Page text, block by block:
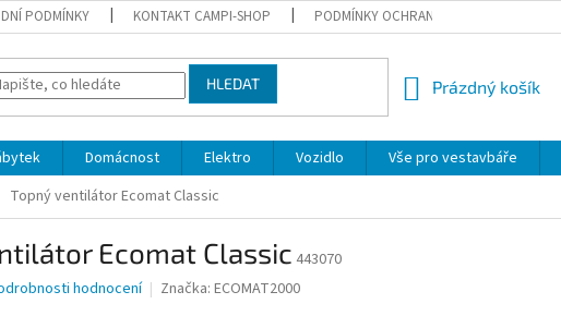
PODMÍNKY KONTAKT CAMPI-SHOP PODMÍNKY OCHRANY OSOBNÍCH ÚDAJŮ
HLEDAT
NÁKUPNÍ
Prázdný košík
Domácnost Elektro Vozidlo Vše pro vestavbáře
Topný ventilátor Ecomat Classic
Ecomat Classic 443070
hodnocení Značka: ECOMAT2000